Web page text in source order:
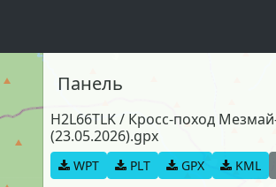
Панель
H2L66TLK/ Кросс-поход
(23.05.2026).gpx
WPT PLT GPX KML